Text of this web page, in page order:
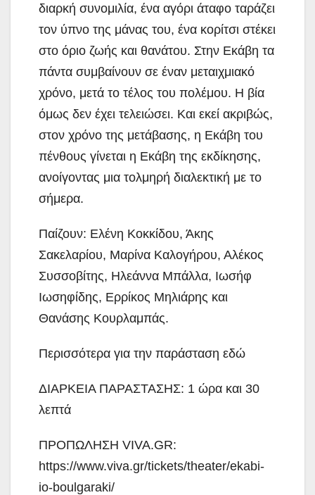
διαρκή συνομιλία, ένα αγόρι άταφο ταράζει
τον ύπνο της μάνας του, ένα κορίτσι στέκει
στο όριο ζωής και θανάτου. Στην Εκάβη τα
πάντα συμβαίνουν σε έναν μεταιχμιακό
χρόνο, μετά το τέλος του πολέμου. Η βία
όμως δεν έχει τελειώσει. Και εκεί ακριβώς,
στον χρόνο της μετάβασης, η Εκάβη του
πένθους γίνεται η Εκάβη της εκδίκησης,
ανοίγοντας μια τολμηρή διαλεκτική με το
σήμερα.
Παίζουν: Ελένη Κοκκίδου, Άκης
Σακελαρίου, Μαρίνα Καλογήρου, Αλέκος
Συσσοβίτης, Ηλεάννα Μπάλλα, Ιωσήφ
Ιωσηφίδης, Ερρίκος Μηλιάρης και
Θανάσης Κουρλαμπάς.
Περισσότερα για την παράσταση εδώ
ΔΙΑΡΚΕΙΑ ΠΑΡΑΣΤΑΣΗΣ: 1 ώρα και 30
λεπτά
ΠΡΟΠΩΛΗΣΗ VIVA.GR:
https://www.viva.gr/tickets/theater/ekabi-
io-boulgaraki/